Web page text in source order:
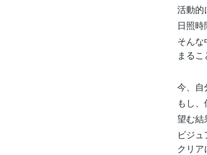
活動的
日照
そん
まる
今、自
もし
望む結
ビジ
クリア